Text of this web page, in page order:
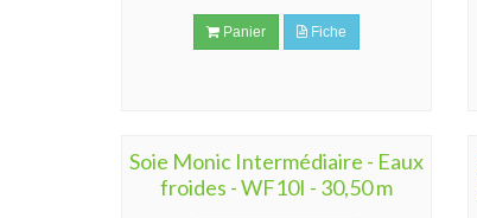
Panier Fiche
Soie Monic Intermédiaire - Eaux
froides - WF10I - 30,50 m